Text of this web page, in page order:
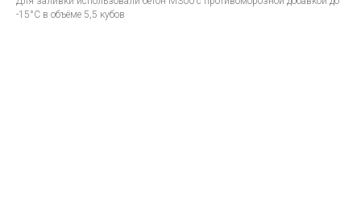
-15°С в объёме 5,5 кубов